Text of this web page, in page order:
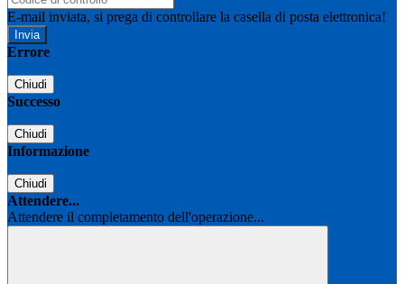
E-mail inviata, si prega di controllare la casella di posta elettronica!
Errore
Chiudi
Successo
Chiudi
Informazione
Chiudi
Attendere...
Attendere il completamento dell'operazione...